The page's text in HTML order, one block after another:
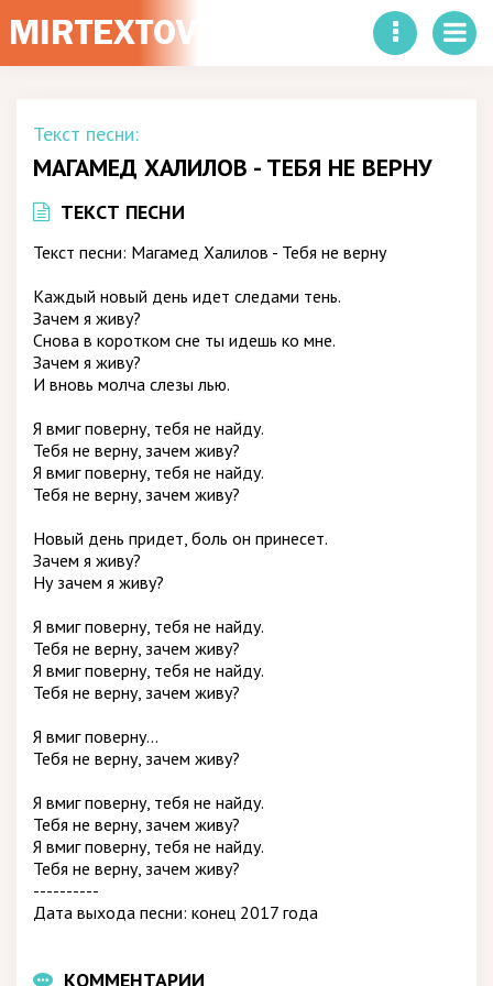
Текст песни:
МАГАМЕД ХАЛИЛОВ - ТЕБЯ НЕ ВЕРНУ
ТЕКСТ ПЕСНИ
Текст песни: Магамед Халилов - Тебя не верну
Каждый новый день идет следами тень.
Зачем я живу?
Снова в коротком сне ты идешь ко мне.
Зачем я живу?
И вновь молча слезы лью.
Я вмиг поверну, тебя не найду.
Тебя не верну, зачем живу?
Я вмиг поверну, тебя не найду.
Тебя не верну, зачем живу?
Новый день придет, боль он принесет.
Зачем я живу?
Ну зачем я живу?
Я вмиг поверну, тебя не найду.
Тебя не верну, зачем живу?
Я вмиг поверну, тебя не найду.
Тебя не верну, зачем живу?
Я вмиг поверну...
Тебя не верну, зачем живу?
Я вмиг поверну, тебя не найду.
Тебя не верну, зачем живу?
Я вмиг поверну, тебя не найду.
Тебя не верну, зачем живу?
----------
Дата выхода песни: конец 2017 года
КОММЕНТАРИИ